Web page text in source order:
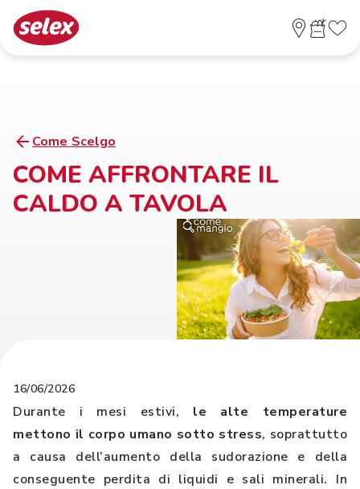
Come Scelgo
COME AFFRONTARE IL
CALDO A TAVOLA
16/06/2026
Durante i mesi estivi, le alte temperature
mettono il corpo umano sotto stress, soprattutto
a causa dell’aumento della sudorazione e della
conseguente perdita di liquidi e sali minerali. In